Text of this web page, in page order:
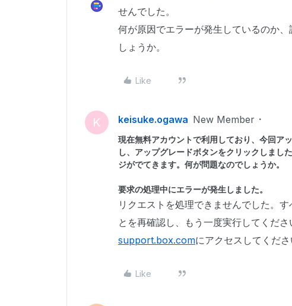
せんでした。
何が原因でエラーが発生しているのか
しょうか。
Like
K keisuke.ogawa New Member
現在無料アカウントで利用しており、今回ア
し、アップグレードボタンをクリックしまし
ジがでてきます。何が問題なのでしょうか。
要求の処理中にエラーが発生しました。
リクエストを処理できませんでした。
とを再確認し、もう一度実行してくださ
support.box.comにアクセスしてくださ
Like